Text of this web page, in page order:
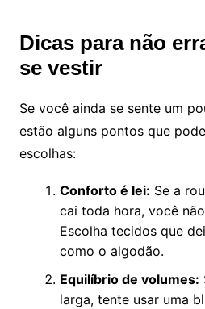
Dicas para não
se vestir
Se você ainda se sente um
estão alguns pontos que
escolhas:
Conforto é lei: Se a
cai toda hora, você
Escolha tecidos que
como o algodão.
Equilíbrio de volumes:
larga, tente usar uma